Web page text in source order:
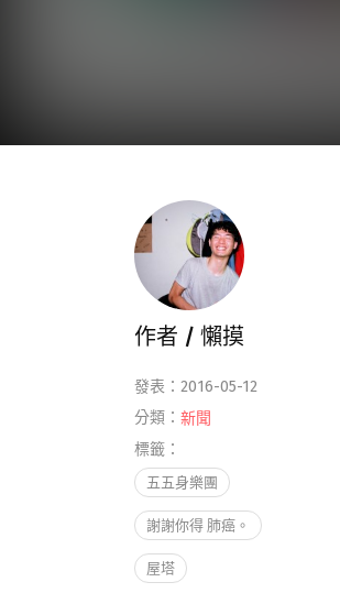
作者 / 懶摸
發表：2016-05-12
分類： 新聞
標籤：
五五身樂團
謝謝你得 肺癌。
屋塔